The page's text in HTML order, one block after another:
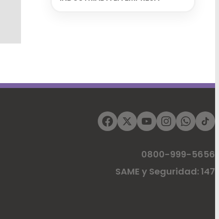
0800-999-5656
SAME y Seguridad: 147